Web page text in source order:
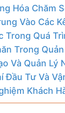
Hóa Chăm
Vào Các
Trong Quá
Trong
Và Quản Lý
Đầu Tư Và
Khách